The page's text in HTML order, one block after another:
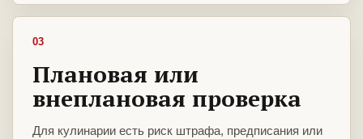
03
Плановая или
внеплановая проверка
Для кулинарии есть риск штрафа, предписания или